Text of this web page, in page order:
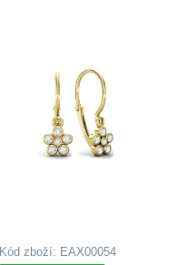
Kód zboží: EAX00054